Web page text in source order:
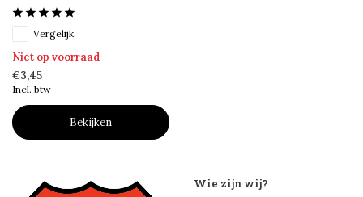
Vergelijk
Niet op voorraad
€3,45
Incl. btw
Bekijken
Wie zijn wij?